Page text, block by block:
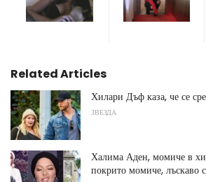
Related Articles
Хилари Дъф каза, че се
ЗВЕЗДА
Халима Аден, момиче в
покрито момиче, лъскаво